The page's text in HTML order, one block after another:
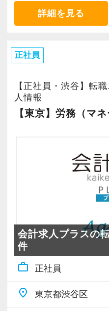
オフィス責任者として
も気軽に話せる雰囲気
常に柔軟さを忘れずに
スタッフの成長にとも
れ喜んでもらえる、そ
ですね。
“明るくて仲が良い”と
良くも悪くも“おせっ
ために、一緒に働く仲
る熱い人が多いです。
る実感が得られやすい
等級制度でキャリアア
ているので、目標を立
きましょう！
思いがある人、大歓迎
▼向上心があり、丁寧
▼税務・経営サポート
【入社後の流れ／研修
していきます。
＜以下は、一例です。＞
①巡回監査、中堅企業
務
専門知識の補充
③株価算定など財産評
④個々の業務（相続対
⑤個々の業務のサブ担
当者として業務を一任
１年目から２年目：日
詳細を見る
正社員
【正社員・渋谷】転
人情報
【東京】労務（マ
会計求人プラスの
件
work_outline 正社員
place 東京都渋谷区